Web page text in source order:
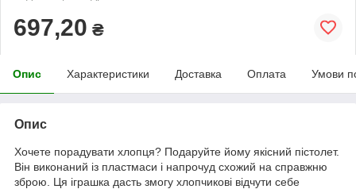
697,20 ₴
Опис Характеристики Доставка Оплата Умови
Опис
Хочете порадувати хлопця? Подаруйте йому якісний пістолет.
Він виконаний із пластмаси і напрочуд схожий на справжню
зброю. Ця іграшка дасть змогу хлопчикові відчути себе